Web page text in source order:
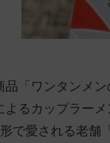
品「ワンタンメ
よるカップラー
形で愛される老